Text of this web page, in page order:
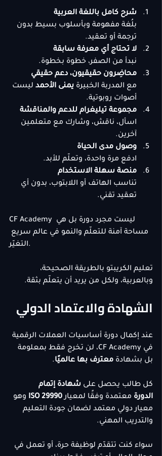
شرح كامل باللغة العربية
بلُغة مفهومة وبأسلوب بسيط بدون
ترجمة أو تعقيد.
لا تحتاج أي معرفة سابقة
نبدأ من الصفر، خطوة بخطوة.
محاضِرون حقيقيون، دعم حقيقي
مع المدربة الخبيرة يمنى الأحمد ليست
أصوات روبوتية.
مجموعة تيليغرام للدعم والمناقشة
اسأل، ناقش، وشارك مع متعلمين
آخرين.
وصول مدى الحياة
ادفع مرة واحدة، وتعلّم للأبد.
منصة سهلة الاستخدام
تناسب الهاتف أو اللابتوب، بدون أي
تعقيد تقني.
CF Academy ليست مجرد دورة بل هي
مساحة آمنة للتعلّم والنمو في عالم سريع
التغيّر.
تعليم الكريبتو بالطريقة الصحيحة،
وبالعربية، ولكل من يريد أن يتعلّم بثقة.
الشهادة والاعتماد الدولي
عند إكمال دورة أساسيات العملات الرقمية
في CF Academy، لن تخرج فقط بمعلومة
بل بشهادة معترف بها عالميًا.
كل طالب يحصل على شهادة إتمام
الدورة معتمدة وفقًا لمعيار ISO 29990 وهو
معيار دولي معتمد لضمان جودة التعليم
والتدريب المهني.
سواء كنت تتقدّم لوظيفة حرة، أو تعمل في